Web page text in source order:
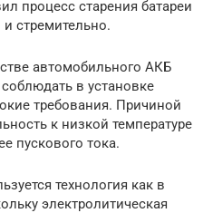
процесс старения батареи
стремительно.
автомобильного АКБ
соблюдать в установке
требования. Причиной
к низкой температуре
пускового тока.
технология как в
электролитическая